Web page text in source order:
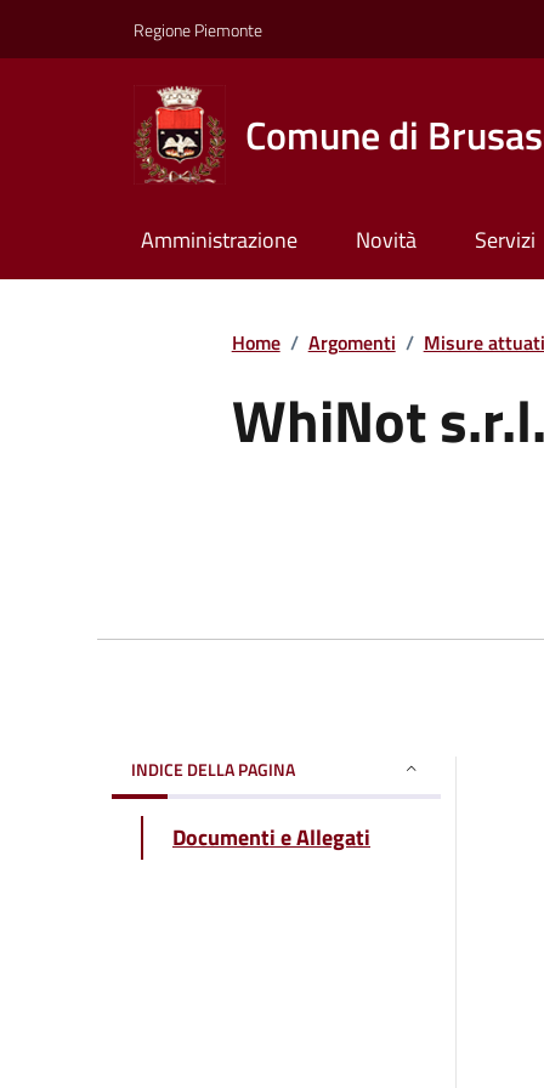
Regione Piemonte
Comune di
Amministrazione Novità Servizi
Home / Argomenti / Misure
WhiNot s.r.l.
INDICE DELLA PAGINA
Documenti e Allegati